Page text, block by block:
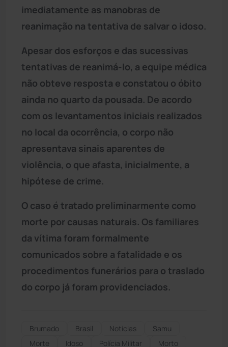
imediatamente as manobras de
reanimação na tentativa de salvar o idoso.
Apesar dos esforços e das sucessivas
tentativas de reanimá-lo, a equipe médica
não obteve resposta e constatou o óbito
ainda no quarto da pousada. De acordo
com os levantamentos iniciais realizados
no local da ocorrência, o corpo não
apresentava sinais aparentes de
violência, o que afasta, inicialmente, a
hipótese de crime.
O caso é tratado preliminarmente como
morte por causas naturais. Os familiares
da vítima foram formalmente
comunicados sobre a fatalidade e os
procedimentos funerários para o traslado
do corpo já foram providenciados.
Brumado Brasil Notícias
Samu
Morte
Idoso Polícia Militar Morto